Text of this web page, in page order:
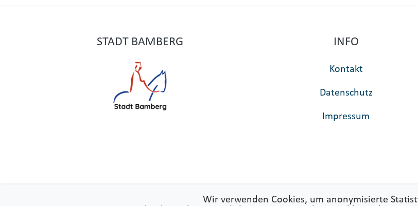
Wir verwenden Cookies, um anonymisierte
STADT BAMBERG INFO
Kontakt
Datenschutz
Impressum